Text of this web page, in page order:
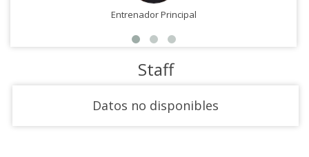
Entrenador Principal
Staff
Datos no disponibles